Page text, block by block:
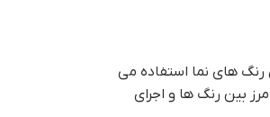
های نما استفاده می
بین رنگ ها و اجرای